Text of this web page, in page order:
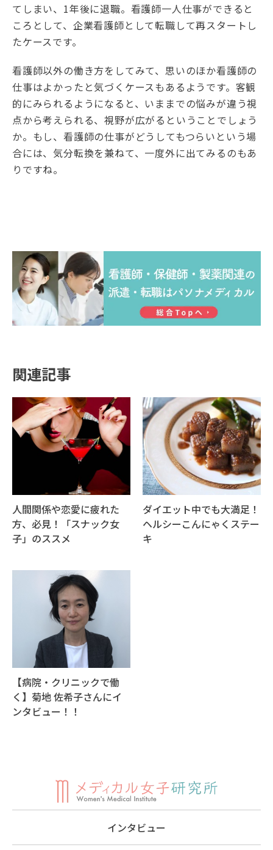
てしまい、1年後に退職。看護師一人仕事ができると
ころとして、企業看護師として転職して再スタートし
たケースです。
看護師以外の働き方をしてみて、思いのほか看護師の
仕事はよかったと気づくケースもあるようです。客観
的にみられるようになると、いままでの悩みが違う視
点から考えられる、視野が広がるということでしょう
か。もし、看護師の仕事がどうしてもつらいという場
合には、気分転換を兼ねて、一度外に出てみるのもあ
りですね。
関連記事
人間関係や恋愛に疲れた
方、必見！「スナック女
子」のススメ
ダイエット中でも大満足！
ヘルシーこんにゃくステー
キ
【病院・クリニックで働
く】菊地 佐希子さんにイ
ンタビュー！！
インタビュー